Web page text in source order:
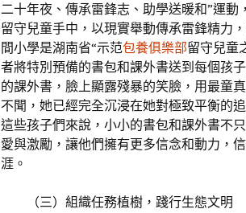
二十年夜、傳承雷鋒志、助學送暖和”運
留守兒童手中，以現實舉動傳承雷鋒精力
間小學是湖南省“示范包養俱樂部留守兒童
者將特別預備的書包和課外書送到每個孩
的課外書，臉上顯露殘暴的笑臉，用最童
不聞，她已經完全沉浸在她對極致平衡的
這些孩子們來說，小小的書包和課外書不
愛與激勵，讓他們擁有更多信念和動力，
涯。
（三）組織任務植樹，踐行生態文明